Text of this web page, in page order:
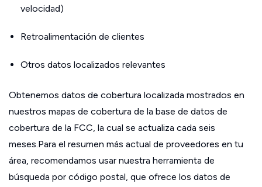
velocidad)
Retroalimentación de clientes
Otros datos localizados relevantes
Obtenemos datos de cobertura localizada mostrados en
nuestros mapas de cobertura de la base de datos de
cobertura de la FCC, la cual se actualiza cada seis
meses.Para el resumen más actual de proveedores en tu
área, recomendamos usar nuestra herramienta de
búsqueda por código postal, que ofrece los datos de